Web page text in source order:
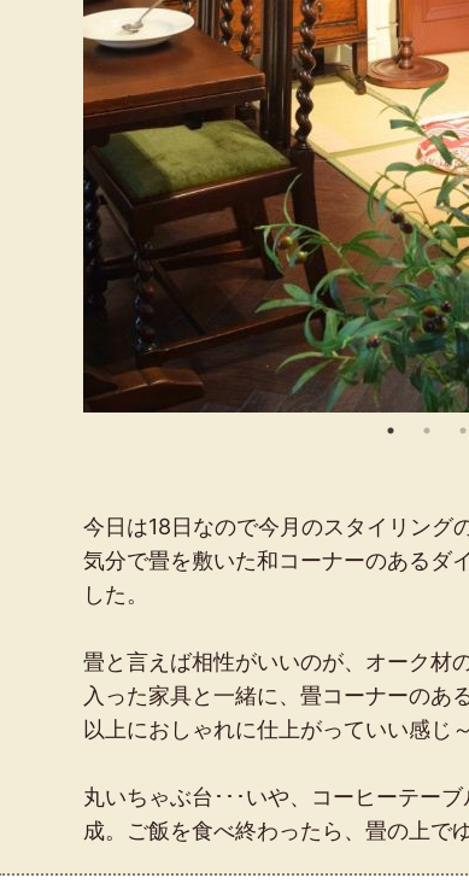
今日は18日なので今月のスタイリング
気分で畳を敷いた和コーナーのあるダ
した。
畳と言えば相性がいいのが、オーク材
入った家具と一緒に、畳コーナーのあ
以上におしゃれに仕上がっていい感じ
丸いちゃぶ台･･･いや、コーヒーテー
成。ご飯を食べ終わったら、畳の上で